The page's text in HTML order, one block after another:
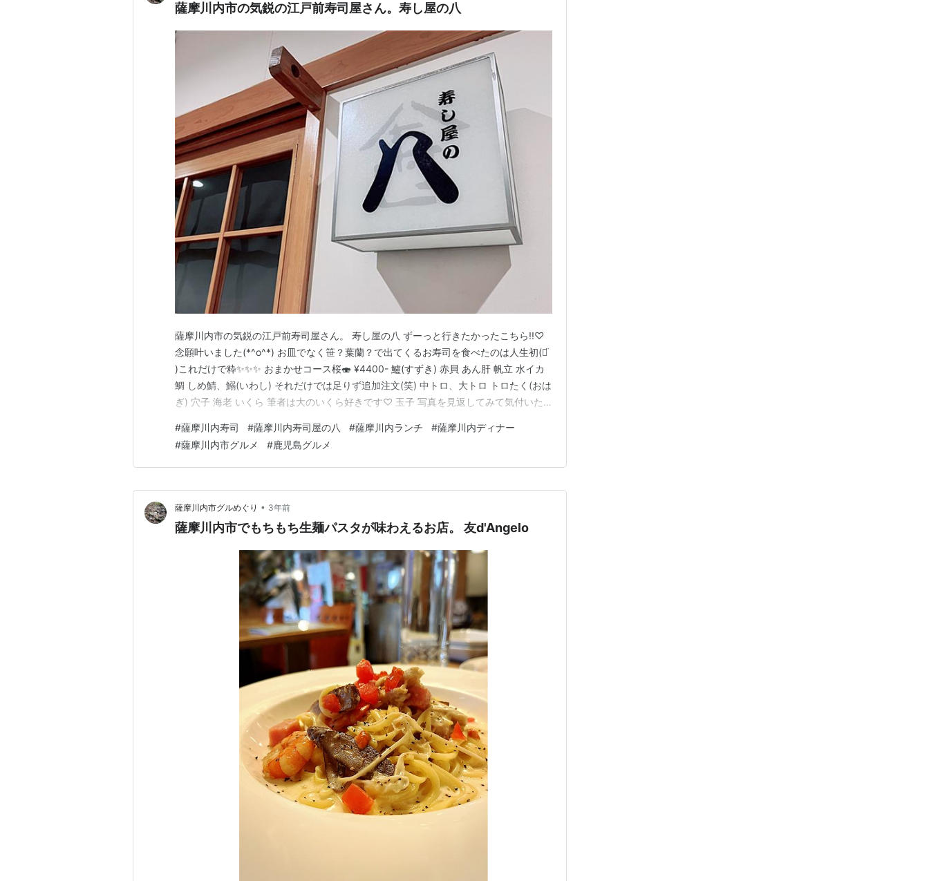
薩摩川内市の気鋭の江戸前寿司屋さん。寿し屋の八
薩摩川内市の気鋭の江戸前寿司屋さん。 寿し屋の八 ずーっと行きたかったこちら!!♡
念願叶いました(*^o^*) お皿でなく笹？葉蘭？で出てくるお寿司を食べたのは人生初(ᯅ̈
)これだけで粋✨✨✨ おまかせコース桜🍣 ¥4400- 鱸(すずき) 赤貝 あん肝 帆立 水イカ
鯛 しめ鯖、鰯(いわし) それだけでは足りず追加注文(笑) 中トロ、大トロ トロたく(おは
ぎ) 穴子 海老 いくら 筆者は大のいくら好きです♡ 玉子 写真を見返してみて気付いた
人˘*) ※メニュー＆料金は2023年4月現在のものです※ …
#薩摩川内寿司 #薩摩川内寿司屋の八 #薩摩川内ランチ #薩摩川内ディナー
#薩摩川内市グルメ #鹿児島グルメ
薩摩川内市グルめぐり • 3年前
薩摩川内市でもちもち生麺パスタが味わえるお店。 友d'Angelo